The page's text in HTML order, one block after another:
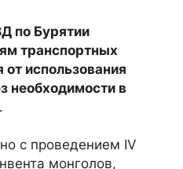
по Бурятии
транспортных
использования
необходимости в
.
с проведением IV
монголов,